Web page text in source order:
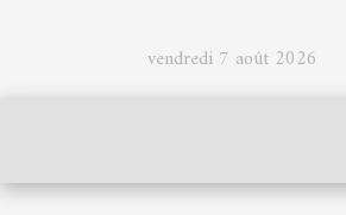
vendredi 7 août 2026